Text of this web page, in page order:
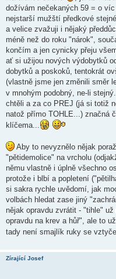
dožívám nečekaných 59 = o
nejstarší mužští předkové
a velice zvažuji i nějaký
méně než do roku "nárok",
končím a jen cynicky přeju
ať si užijou nových výdobytků
dobytků a poskoků, tentokrát
(vlastně jsme jen změnili směr
v mnohým podobný, ne-li
chtěli a za co PREJ (já si totiž
natož přímo TOHLE...) značná
klíčema...
Aby to nevyznělo nějak
"pětidemolice" na vrcholu
němu vlastně i úplně všechno
protože i blbí a popletení
si sakra rychle uvědomí, jak
volbách hledat zase jiný
nějak opravdu zvrátit - "tihle"
opravdu na krev a hůř", ale to
tady není smajlík ruky se
Zírající Josef